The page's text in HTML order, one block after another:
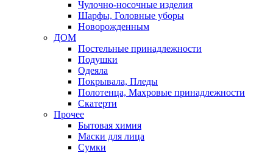
Чулочно-носочные изделия
Шарфы, Головные уборы
Новорожденным
ДОМ
Постельные принадлежности
Подушки
Одеяла
Покрывала, Пледы
Полотенца, Махровые принадлежности
Скатерти
Прочее
Бытовая химия
Маски для лица
Сумки